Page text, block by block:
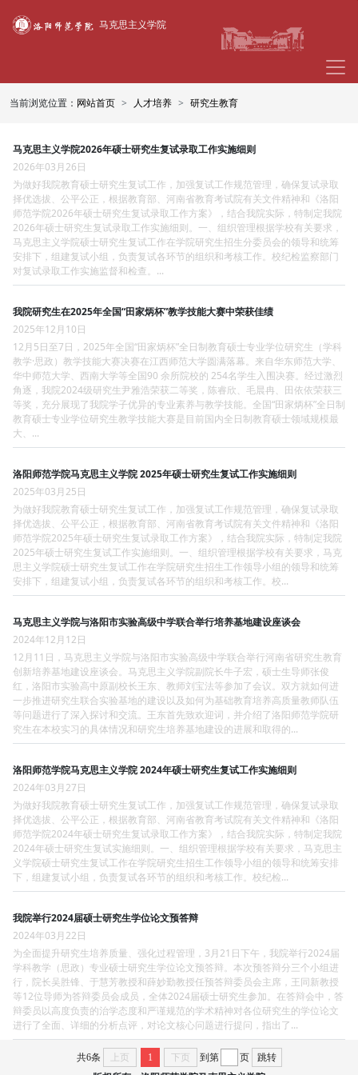
马克思主义学院
当前浏览位置： 网站首页 人才培养 研究生教育
马克思主义学院2026年硕士研究生复试录取工作实施细则
2026年03月26日
为做好我院教育硕士研究生复试工作，加强复试工作规范管理，确保复试录取
择优选拔、公平公正，根据教育部、河南省教育考试院有关文件精神和《洛阳
师范学院2026年硕士研究生复试录取工作方案》，结合我院实际，特制定我院
2026年硕士研究生复试录取工作实施细则。一、组织管理根据学校有关要求，
马克思主义学院硕士研究生复试工作在学院研究生招生分委员会的领导和统筹
安排下，组建复试小组，负责复试各环节的组织和考核工作。校纪检监察部门
对复试录取工作实施监督和检查。...
我院研究生在2025年全国“田家炳杯”教学技能大赛中荣获佳绩
2025年12月10日
12月5日至7日，2025年全国“田家炳杯”全日制教育硕士专业学位研究生（学科
教学·思政）教学技能大赛决赛在江西师范大学圆满落幕。来自华东师范大学、
华中师范大学、西南大学等全国90 余所院校的 254名学生入围决赛。经过激烈
角逐，我院2024级研究生尹雅浩荣获二等奖，陈睿欣、毛晨冉、田依依荣获三
等奖，充分展现了我院学子优异的专业素养与教学技能。全国“田家炳杯”全日制
教育硕士专业学位研究生教学技能大赛是目前国内全日制教育硕士领域规模最
大、...
洛阳师范学院马克思主义学院 2025年硕士研究生复试工作实施细则
2025年03月25日
为做好我院教育硕士研究生复试工作，加强复试工作规范管理，确保复试录取
择优选拔、公平公正，根据教育部、河南省教育考试院有关文件精神和《洛阳
师范学院2025年硕士研究生复试录取工作方案》，结合我院实际，特制定我院
2025年硕士研究生复试工作实施细则。一、组织管理根据学校有关要求，马克
思主义学院硕士研究生复试工作在学院研究生招生工作领导小组的领导和统筹
安排下，组建复试小组，负责复试各环节的组织和考核工作。校...
马克思主义学院与洛阳市实验高级中学联合举行培养基地建设座谈会
2024年12月12日
12月11日，马克思主义学院与洛阳市实验高级中学联合举行河南省研究生教育
创新培养基地建设座谈会。马克思主义学院副院长牛子宏，硕士生导师张俊
红，洛阳市实验高中原副校长王东、教师刘宝法等参加了会议。双方就如何进
一步推进研究生联合实验基地的建设以及如何为基础教育培养高质量教师队伍
等问题进行了深入探讨和交流。王东首先致欢迎词，并介绍了洛阳师范学院研
究生在本校实习的具体情况和研究生培养基地建设的进展和取得的...
洛阳师范学院马克思主义学院 2024年硕士研究生复试工作实施细则
2024年03月27日
为做好我院教育硕士研究生复试工作，加强复试工作规范管理，确保复试录取
择优选拔、公平公正，根据教育部、河南省教育考试院有关文件精神和《洛阳
师范学院2024年硕士研究生复试录取工作方案》，结合我院实际，特制定我院
2024年硕士研究生复试实施细则。一、组织管理根据学校有关要求，马克思主
义学院硕士研究生复试工作在学院研究生招生工作领导小组的领导和统筹安排
下，组建复试小组，负责复试各环节的组织和考核工作。校纪检...
我院举行2024届硕士研究生学位论文预答辩
2024年03月22日
为全面提升研究生培养质量、强化过程管理，3月21日下午，我院举行2024届
学科教学（思政）专业硕士研究生学位论文预答辩。本次预答辩分三个小组进
行，院长吴胜锋、于慧芳教授和薛妙勤教授任预答辩委员会主席，王同新教授
等12位导师为答辩委员会成员，全体2024届硕士研究生参加。在答辩会中，答
辩委员以高度负责的治学态度和严谨规范的学术精神对各位研究生的学位论文
进行了全面、详细的分析点评，对论文核心问题进行提问，指出了...
共6条 上页 1 下页 到第 页 跳转